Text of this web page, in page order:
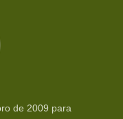
de 2009 para